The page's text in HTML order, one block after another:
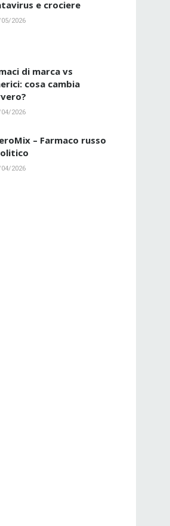
e crociere
2026
di marca vs
cosa cambia
2026
– Farmaco russo
2026